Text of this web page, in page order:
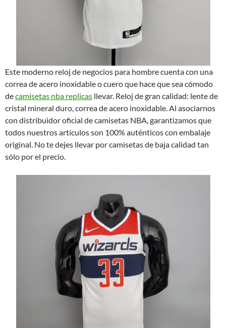
Este moderno reloj de negocios para hombre cuenta con una
correa de acero inoxidable o cuero que hace que sea cómodo
decamisetas nba replicas llevar. Reloj de gran calidad: lente de
cristal mineral duro, correa de acero inoxidable. Al asociarnos
con distribuidor oficial de camisetas NBA, garantizamos que
todos nuestros artículos son 100% auténticos con embalaje
original. No te dejes llevar por camisetas de baja calidad tan
sólo por el precio.